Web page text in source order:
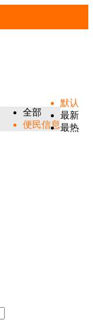
全部
便民信息
默认
最新
最热